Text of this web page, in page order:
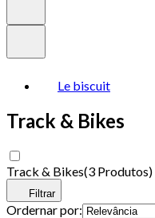
Le biscuit
Track & Bikes
Track & Bikes(3 Produtos)
Filtrar
Ordernar por: